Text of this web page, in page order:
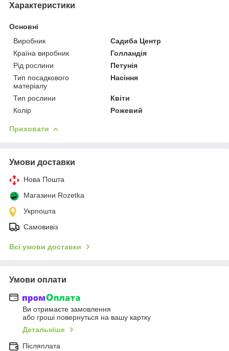
Характеристики
Основні
Виробник
Садиба Центр
Країна виробник
Голландія
Рід рослини
Петунія
Тип посадкового
матеріалу
Насіння
Тип рослини
Квіти
Колір
Рожевий
Приховати
Умови доставки
Нова Пошта
Магазини Rozetka
Укрпошта
Самовивіз
Всі умови доставки
Умови оплати
Ви отримаєте замовлення
або гроші повернуться на вашу картку
Детальніше
Післяплата